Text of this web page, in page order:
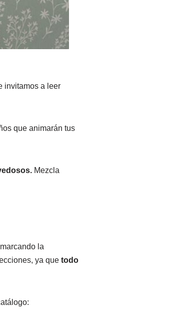
invitamos a leer
que animarán tus
Mezcla
la
ya que todo